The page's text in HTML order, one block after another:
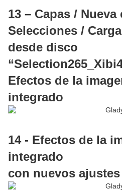
13 – Capas /
Selecciones /
desde disco
Efectos de la
integrado
14 - Efectos de la
integrado
con nuevos ajustes